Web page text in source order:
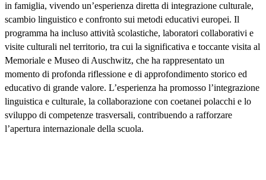
in famiglia, vivendo un’esperienza diretta di integrazione culturale,
scambio linguistico e confronto sui metodi educativi europei. Il
programma ha incluso attività scolastiche, laboratori collaborativi e
visite culturali nel territorio, tra cui la significativa e toccante visita al
Memoriale e Museo di Auschwitz, che ha rappresentato un
momento di profonda riflessione e di approfondimento storico ed
educativo di grande valore. L’esperienza ha promosso l’integrazione
linguistica e culturale, la collaborazione con coetanei polacchi e lo
sviluppo di competenze trasversali, contribuendo a rafforzare
l’apertura internazionale della scuola.